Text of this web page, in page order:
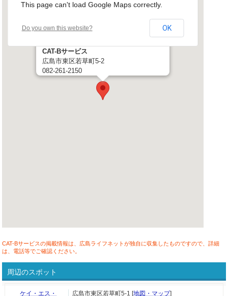
CAT-Bサービス
広島市東区若草町5-2
082-261-2150
This page can't load Google Maps correctly.
Do you own this website? OK
CAT-Bサービスの掲載情報は、広島ライフネットが独自に収集したものですので、詳細
は、電話等でご確認ください。
周辺のスポット
ケイ・エス・
広島市東区若草町5-1 [地図・マップ]